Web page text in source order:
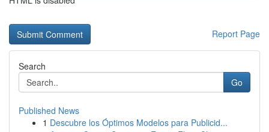
Report Page
Search
Go
Published News
1 Descubre los Óptimos Modelos para Publicid...